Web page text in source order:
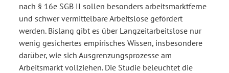
nach § 16e SGB II sollen besonders arbeitsmarktferne
und schwer vermittelbare Arbeitslose gefördert
werden. Bislang gibt es über Langzeitarbeitslose nur
wenig gesichertes empirisches Wissen, insbesondere
darüber, wie sich Ausgrenzungsprozesse am
Arbeitsmarkt vollziehen. Die Studie beleuchtet die